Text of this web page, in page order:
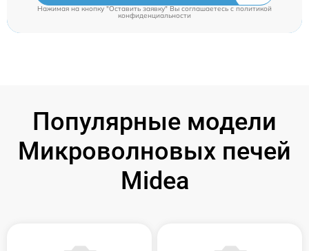
Нажимая на кнопку "Оставить заявку" Вы соглашаетесь cполитикой
конфиденциальности
Популярные модели
Микроволновых печей
Midea